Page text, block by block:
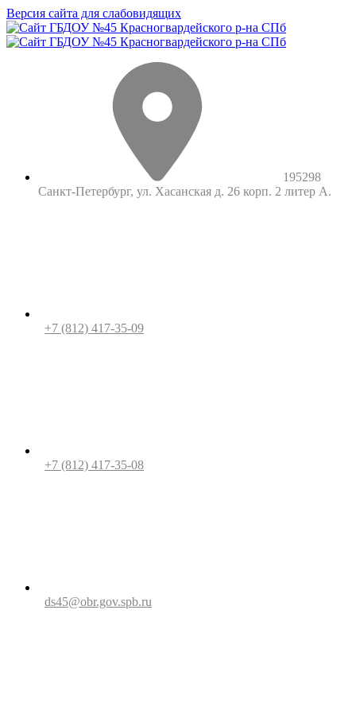
Версия сайта для слабовидящих
195298
Санкт-Петербург, ул. Хасанская д. 26 корп. 2 литер А.
+7 (812) 417-35-09
+7 (812) 417-35-08
ds45@obr.gov.spb.ru